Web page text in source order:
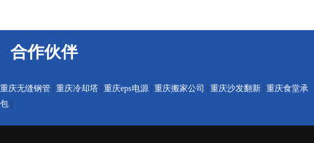
合作伙伴
重庆无缝钢管 重庆冷却塔 重庆eps电源 重庆搬家公司 重庆沙发翻新 重庆食堂承
包